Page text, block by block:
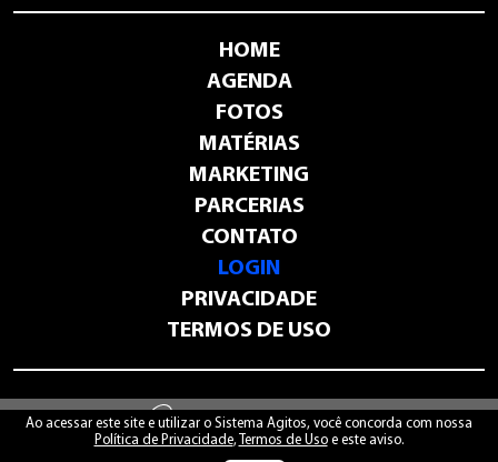
HOME
AGENDA
FOTOS
MATÉRIAS
MARKETING
PARCERIAS
CONTATO
LOGIN
PRIVACIDADE
TERMOS DE USO
- sistemaagitos.com.br
Ao acessar este site e utilizar o Sistema Agitos, você concorda com nossa
Política de Privacidade, Termos de Usoe este aviso.